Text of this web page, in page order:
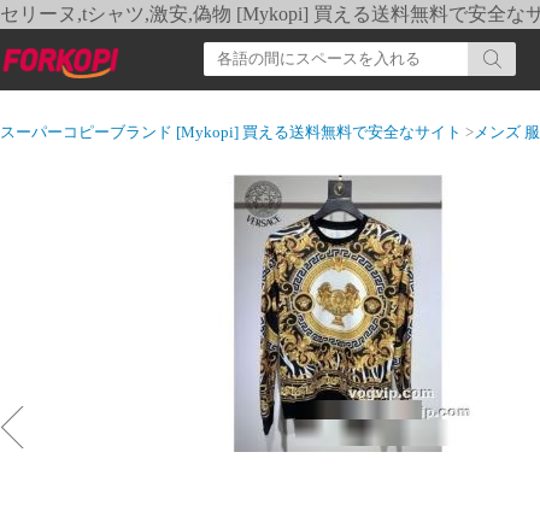
セリーヌ,tシャツ,激安,偽物 [Mykopi] 買える送料無料で安全な
スーパーコピーブランド [Mykopi] 買える送料無料で安全なサイト >メンズ 服